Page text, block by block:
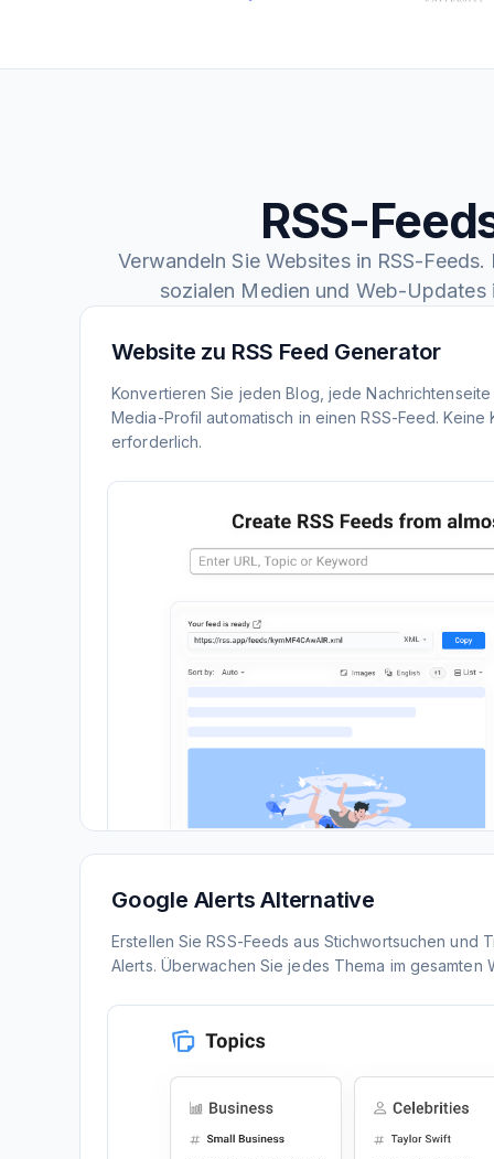
RSS-
Verwandeln Sie Websites in RSS-
sozialen Medien und Web-Updates
Website zu RSS Feed Generator
Konvertieren Sie jeden Blog, jede
Media-Profil automatisch in einen RSS-Feed. Keine
erforderlich.
Google Alerts Alternative
Erstellen Sie RSS-Feeds aus Stichwortsuchen und
Alerts. Überwachen Sie jedes Thema im gesamten